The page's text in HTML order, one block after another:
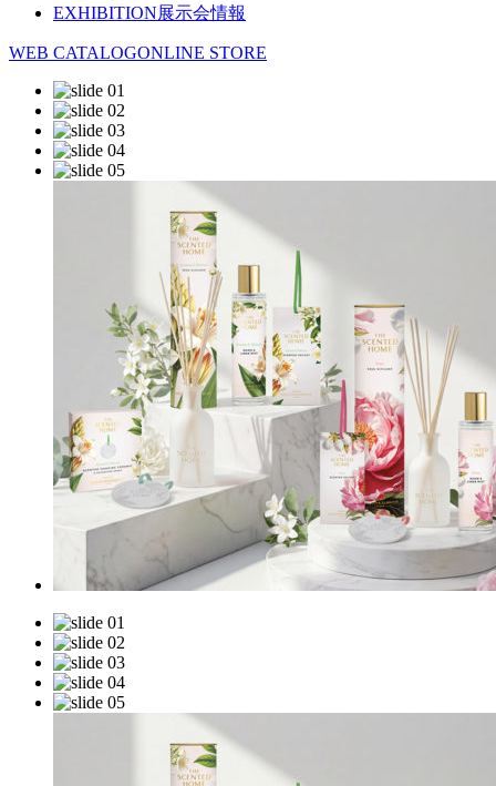
EXHIBITION展示会情報
WEB CATALOGONLINE STORE